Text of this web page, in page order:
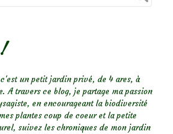
un petit jardin privé, de 4 ares, à
A travers ce blog, je partage ma passion
en encourageant la biodiversité
plantes coup de coeur et la petite
suivez les chroniques de mon jardin